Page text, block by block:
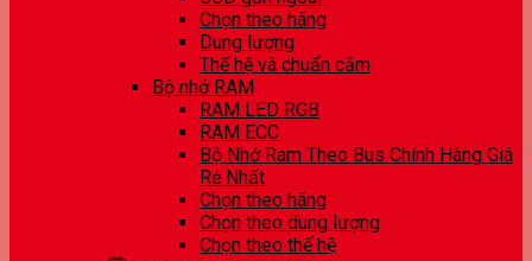
Chọn theo hãng
Dung lượng
Thế hệ và chuẩn cắm
Bộ nhớ RAM
RAM LED RGB
RAM ECC
Bộ Nhớ Ram Theo Bus Chính Hãng Giá
Rẻ Nhất
Chọn theo hãng
Chọn theo dung lượng
Chọn theo thế hệ